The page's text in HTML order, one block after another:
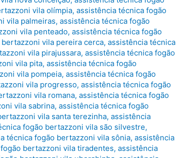
vila olímpia, assistência técnica fogão
vila palmeiras, assistência técnica fogão
vila penteado, assistência técnica fogão
vila pereira cerca, assistência técnica
vila pirajussara, assistência técnica fogão
vila pita, assistência técnica fogão
vila pompeia, assistência técnica fogão
vila progresso, assistência técnica fogão
vila romana, assistência técnica fogão
vila sabrina, assistência técnica fogão
vila santa terezinha, assistência
fogão bertazzoni vila são silvestre,
técnica fogão bertazzoni vila sônia, assistência
bertazzoni vila tiradentes, assistência